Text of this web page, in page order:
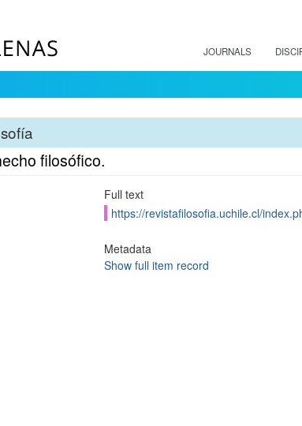
JOURNALS
filosófico.
Full text
https://revistafilosofia.uchile.cl/
Metadata
Show full item record